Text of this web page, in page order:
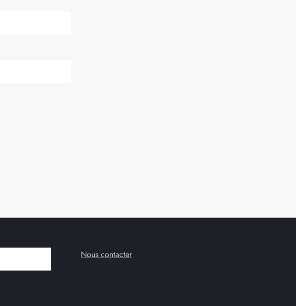
Nous contacter